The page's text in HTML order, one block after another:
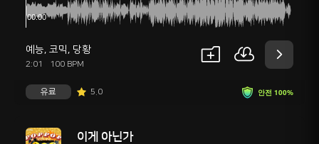
예능, 코믹, 당황
2:01 100 BPM
안전 100%
유료 5.0
이게 아닌가